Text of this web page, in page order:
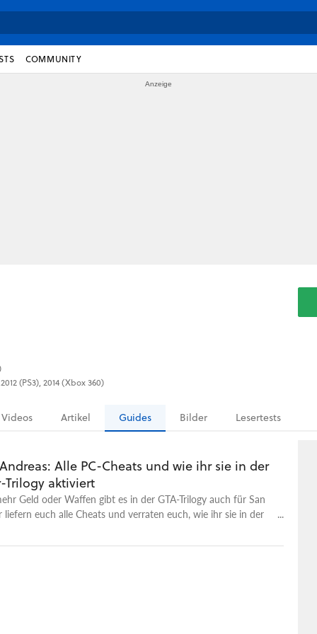
COMMUNITY
(PS3), 2014 (Xbox 360)
Videos Artikel Guides Bilder Lesertests
Alle PC-Cheats und wie ihr sie in der
Trilogy aktiviert
Geld oder Waffen gibt es in der GTA-Trilogy auch für San
liefern euch alle Cheats und verraten euch, wie ihr sie in der